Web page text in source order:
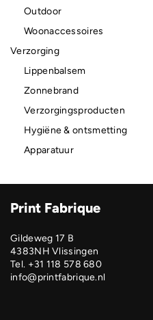
Outdoor
Woonaccessoires
Verzorging
Lippenbalsem
Zonnebrand
Verzorgingsproducten
Hygiëne & ontsmetting
Apparatuur
Print Fabrique
Gildeweg 17 B
4383NH Vlissingen
Tel. +31 118 578 680
info@printfabrique.nl